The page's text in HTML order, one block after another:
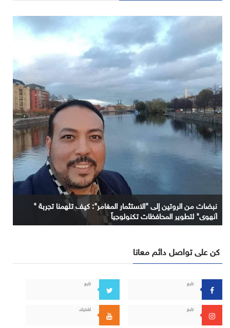
نبضات من الروتين إلى "الاستثمار المغامر": كيف تلهمنا تجربة "
آنهوي" لتطوير المحافظات تكنولوجياً
كن على تواصل دائم معانا
تابع تابع
تابع اشترك